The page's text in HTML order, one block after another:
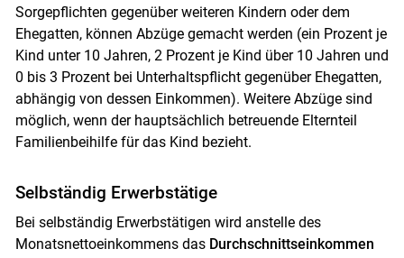
Skip to main content
Sorgepflichten gegenüber weiteren Kindern oder dem
Ehegatten, können Abzüge gemacht werden (ein Prozent je
Kind unter 10 Jahren, 2 Prozent je Kind über 10 Jahren und
0 bis 3 Prozent bei Unterhaltspflicht gegenüber Ehegatten,
abhängig von dessen Einkommen). Weitere Abzüge sind
möglich, wenn der hauptsächlich betreuende Elternteil
Familienbeihilfe für das Kind bezieht.
Selbständig Erwerbstätige
Bei selbständig Erwerbstätigen wird anstelle des
Monatsnettoeinkommens das Durchschnittseinkommen